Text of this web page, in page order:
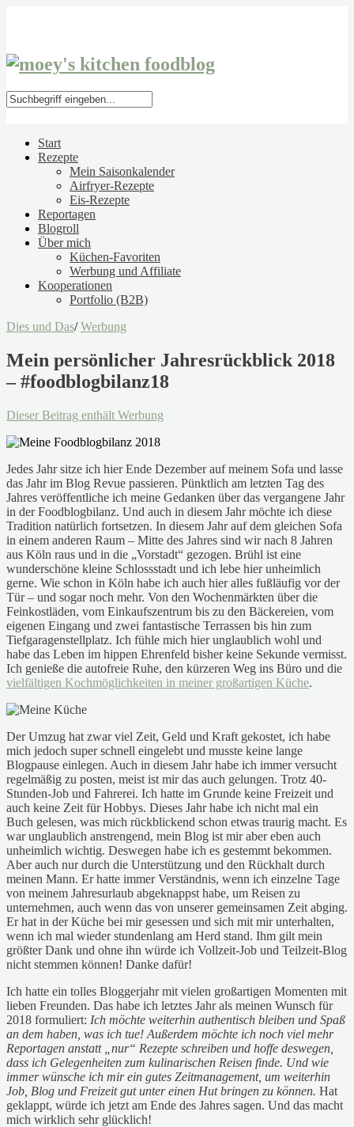
Start
Rezepte
Mein Saisonkalender
Airfryer-Rezepte
Eis-Rezepte
Reportagen
Blogroll
Über mich
Küchen-Favoriten
Werbung und Affiliate
Kooperationen
Portfolio (B2B)
Dies und Das/ Werbung
Mein persönlicher Jahresrückblick 2018
– #foodblogbilanz18
Dieser Beitrag enthält Werbung
Jedes Jahr sitze ich hier Ende Dezember auf meinem Sofa und lasse
das Jahr im Blog Revue passieren. Pünktlich am letzten Tag des
Jahres veröffentliche ich meine Gedanken über das vergangene Jahr
in der Foodblogbilanz. Und auch in diesem Jahr möchte ich diese
Tradition natürlich fortsetzen. In diesem Jahr auf dem gleichen Sofa
in einem anderen Raum – Mitte des Jahres sind wir nach 8 Jahren
aus Köln raus und in die „Vorstadt“ gezogen. Brühl ist eine
wunderschöne kleine Schlossstadt und ich lebe hier unheimlich
gerne. Wie schon in Köln habe ich auch hier alles fußläufig vor der
Tür – und sogar noch mehr. Von den Wochenmärkten über die
Feinkostläden, vom Einkaufszentrum bis zu den Bäckereien, vom
eigenen Eingang und zwei fantastische Terrassen bis hin zum
Tiefgaragenstellplatz. Ich fühle mich hier unglaublich wohl und
habe das Leben im hippen Ehrenfeld bisher keine Sekunde vermisst.
Ich genieße die autofreie Ruhe, den kürzeren Weg ins Büro und die
vielfältigen Kochmöglichkeiten in meiner großartigen Küche.
Der Umzug hat zwar viel Zeit, Geld und Kraft gekostet, ich habe
mich jedoch super schnell eingelebt und musste keine lange
Blogpause einlegen. Auch in diesem Jahr habe ich immer versucht
regelmäßig zu posten, meist ist mir das auch gelungen. Trotz 40-
Stunden-Job und Fahrerei. Ich hatte im Grunde keine Freizeit und
auch keine Zeit für Hobbys. Dieses Jahr habe ich nicht mal ein
Buch gelesen, was mich rückblickend schon etwas traurig macht. Es
war unglaublich anstrengend, mein Blog ist mir aber eben auch
unheimlich wichtig. Deswegen habe ich es gestemmt bekommen.
Aber auch nur durch die Unterstützung und den Rückhalt durch
meinen Mann. Er hatte immer Verständnis, wenn ich einzelne Tage
von meinem Jahresurlaub abgeknappst habe, um Reisen zu
unternehmen, auch wenn das von unserer gemeinsamen Zeit abging.
Er hat in der Küche bei mir gesessen und sich mit mir unterhalten,
wenn ich mal wieder stundenlang am Herd stand. Ihm gilt mein
größter Dank und ohne ihn würde ich Vollzeit-Job und Teilzeit-Blog
nicht stemmen können! Danke dafür!
Ich hatte ein tolles Bloggerjahr mit vielen großartigen Momenten mit
lieben Freunden. Das habe ich letztes Jahr als meinen Wunsch für
2018 formuliert: Ich möchte weiterhin authentisch bleiben und Spaß
an dem haben, was ich tue! Außerdem möchte ich noch viel mehr
Reportagen anstatt „nur“ Rezepte schreiben und hoffe deswegen,
dass ich Gelegenheiten zum kulinarischen Reisen finde. Und wie
immer wünsche ich mir ein gutes Zeitmanagement, um weiterhin
Job, Blog und Freizeit gut unter einen Hut bringen zu können. Hat
geklappt, würde ich jetzt am Ende des Jahres sagen. Und das macht
mich wirklich sehr glücklich!